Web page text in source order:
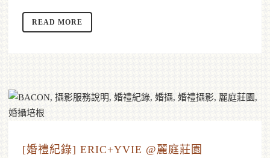
READ MORE
[婚禮紀錄] ERIC+YVIE @麗庭莊園